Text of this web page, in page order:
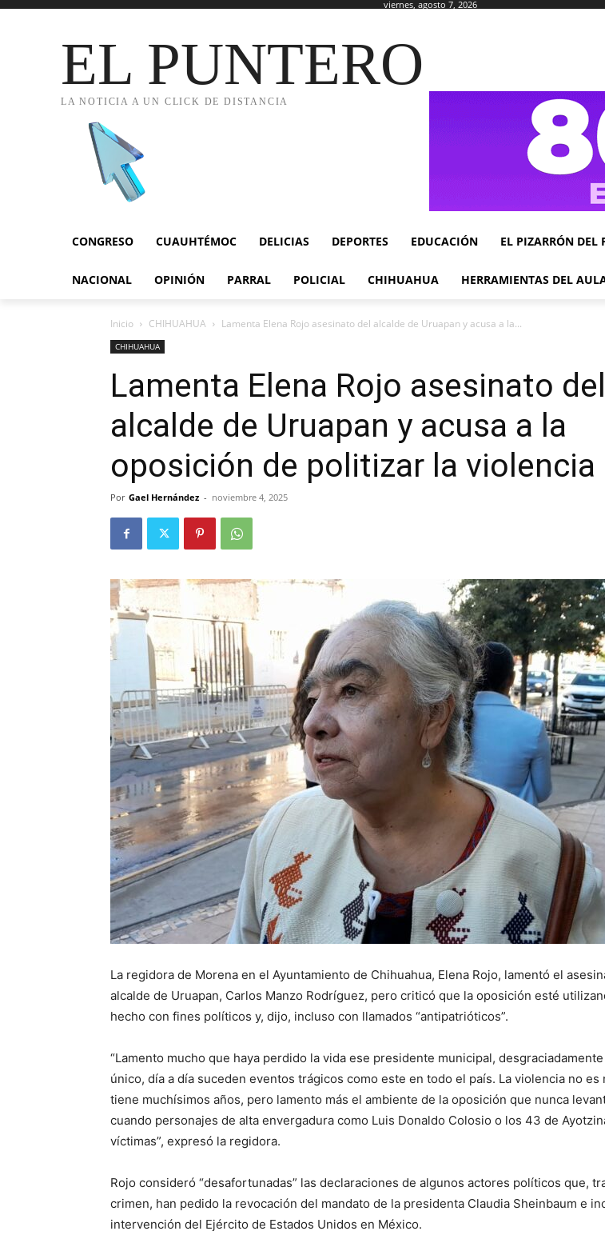
viernes, agosto 7, 2026
EL PUNTERO
LA NOTICIA A UN CLICK DE DISTANCIA
CONGRESO CUAUHTÉMOC DELICIAS DEPORTES EDUCACIÓN EL PIZARRÓN DEL
NACIONAL OPINIÓN PARRAL POLICIAL CHIHUAHUA HERRAMIENTAS DEL
Inicio CHIHUAHUA Lamenta Elena Rojo asesinato del alcalde de Uruapan y acusa a la...
CHIHUAHUA
Lamenta Elena Rojo asesinato del
alcalde de Uruapan y acusa a la
oposición de politizar la violencia
Por Gael Hernández - noviembre 4, 2025
La regidora de Morena en el Ayuntamiento de Chihuahua, Elena Rojo, lamentó el
alcalde de Uruapan, Carlos Manzo Rodríguez, pero criticó que la oposición esté
hecho con fines políticos y, dijo, incluso con llamados “antipatrióticos”.
“Lamento mucho que haya perdido la vida ese presidente municipal,
único, día a día suceden eventos trágicos como este en todo el país. La violencia no es
tiene muchísimos años, pero lamento más el ambiente de la oposición que nunca
cuando personajes de alta envergadura como Luis Donaldo Colosio o los 43 de
víctimas”, expresó la regidora.
Rojo consideró “desafortunadas” las declaraciones de algunos actores políticos que,
crimen, han pedido la revocación del mandato de la presidenta Claudia Sheinbaum e
intervención del Ejército de Estados Unidos en México.